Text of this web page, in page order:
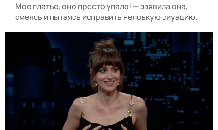
Мое платье, оно просто упало! — заявила она,
смеясь и пытаясь исправить неловкую сиуацию.